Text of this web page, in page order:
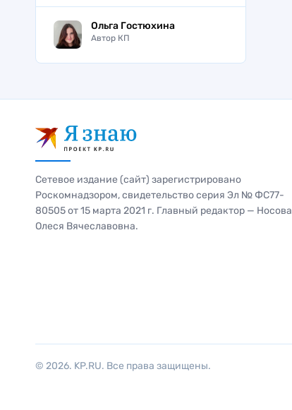
Ольга Гостюхина
Автор КП
Сетевое издание (сайт) зарегистрировано
Роскомнадзором, свидетельство серия Эл № ФС77-
80505 от 15 марта 2021 г. Главный редактор — Носова
Олеся Вячеславовна.
© 2026. KP.RU. Все права защищены.